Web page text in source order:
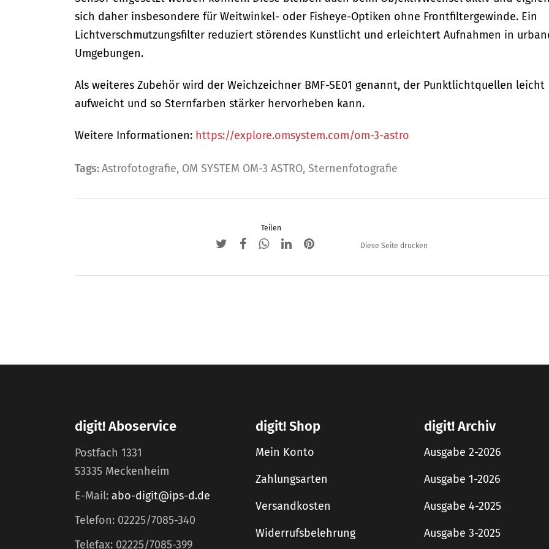
sich daher insbesondere für Weitwinkel- oder Fisheye-Optiken ohne Frontfiltergewinde. Ein
Lichtverschmutzungsfilter reduziert störendes Kunstlicht und erleichtert Aufnahmen in
Umgebungen.
Als weiteres Zubehör wird der Weichzeichner BMF-SE01 genannt, der Punktlichtquellen leicht
aufweicht und so Sternfarben stärker hervorheben kann.
Weitere Informationen: https://explore.omsystem.com/om-3-astro
Tags: Astrofotografie, OM SYSTEM OM-3 ASTRO, Sternenfotografie
Teilen
Diese Seite drucken
digit! Aboservice
Postfach 1331
53335 Meckenheim
E-Mail: abo-digit@ips-d.de
Telefon: 02225/7085-340
Telefax: 02225/7085-399
digit! Shop
Mein Konto
Zahlungsarten
Versandkosten
Widerrufsbelehrung
digit! Archiv
Ausgabe 2-2026
Ausgabe 1-2026
Ausgabe 4-2025
Ausgabe 3-2025